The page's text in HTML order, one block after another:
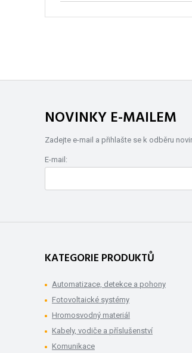
NOVINKY E-MAILEM
Zadejte e-mail a přihlašte se k odběru
E-mail:
KATEGORIE PRODUKTŮ
Automatizace, detekce a pohony
Fotovoltaické systémy
Hromosvodný materiál
Kabely, vodiče a příslušenství
Komunikace